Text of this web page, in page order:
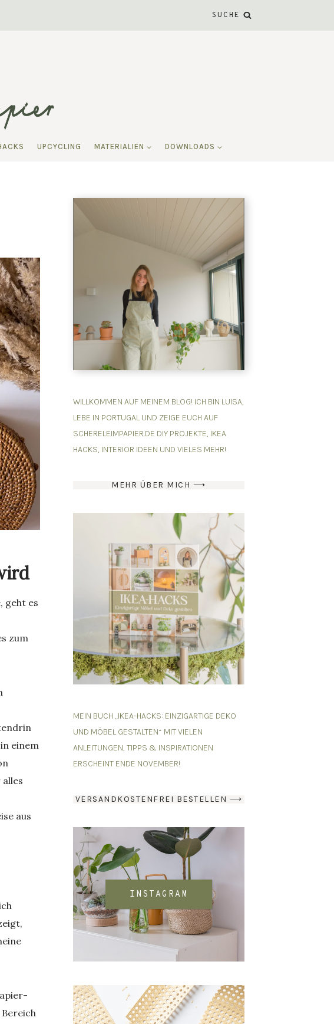
SUCHE
UPCYCLING MATERIALIEN DOWNLOADS
geht es
zum
einem
aus
WILLKOMMEN AUF MEINEM BLOG! ICH BIN LUISA,
LEBE IN PORTUGAL UND ZEIGE EUCH AUF
SCHERELEIMPAPIER.DE DIY PROJEKTE, IKEA
HACKS, INTERIOR IDEEN UND VIELES MEHR!
MEHR ÜBER MICH ⟶
MEIN BUCH „IKEA-HACKS: EINZIGARTIGE DEKO
UND MÖBEL GESTALTEN“ MIT VIELEN
ANLEITUNGEN, TIPPS & INSPIRATIONEN
ERSCHEINT ENDE NOVEMBER!
VERSANDKOSTENFREI BESTELLEN ⟶
INSTAGRAM